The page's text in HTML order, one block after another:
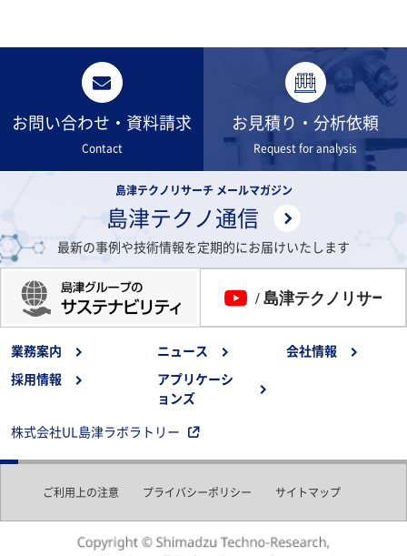
お問い合わせ・資料請求
Contact
お見積り・分析依頼
Request for analysis
島津テクノリサーチ メールマガジン
島津テクノ通信
最新の事例や技術情報を定期的にお届けいたします
業務案内 ニュース 会社情報
採用情報
アプリケーシ
ョンズ
株式会社UL島津ラボラトリー
ご利用上の注意 プライバシーポリシー サイトマップ